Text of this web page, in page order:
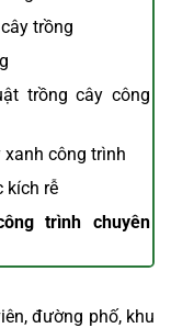
trồng
trồng cây công
công trình
kích rễ
trình chuyên
đường phố, khu